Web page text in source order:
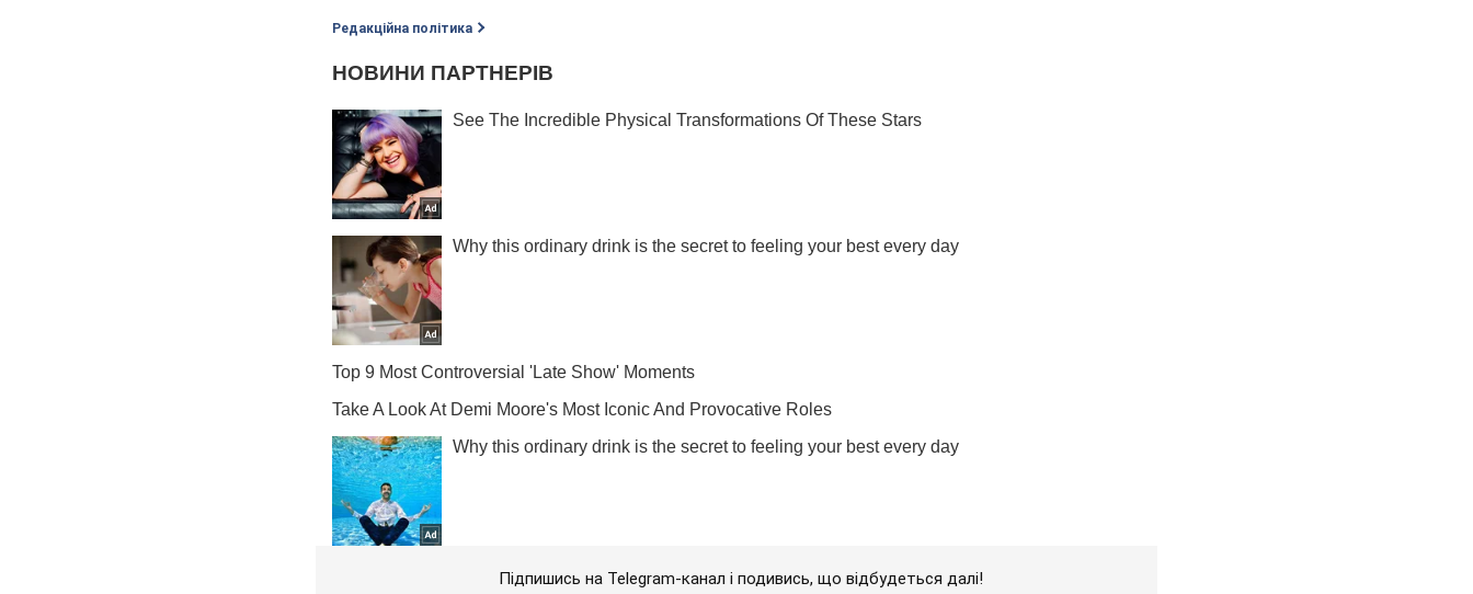
Редакційна політика
Підпишись на Telegram-канал і подивись, що відбудеться далі!